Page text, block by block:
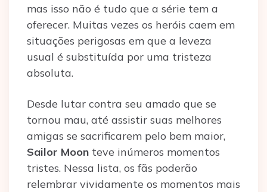
mas isso não é tudo que a série tem a
oferecer. Muitas vezes os heróis caem em
situações perigosas em que a leveza
usual é substituída por uma tristeza
absoluta.
Desde lutar contra seu amado que se
tornou mau, até assistir suas melhores
amigas se sacrificarem pelo bem maior,
Sailor Moon teve inúmeros momentos
tristes. Nessa lista, os fãs poderão
relembrar vividamente os momentos mais